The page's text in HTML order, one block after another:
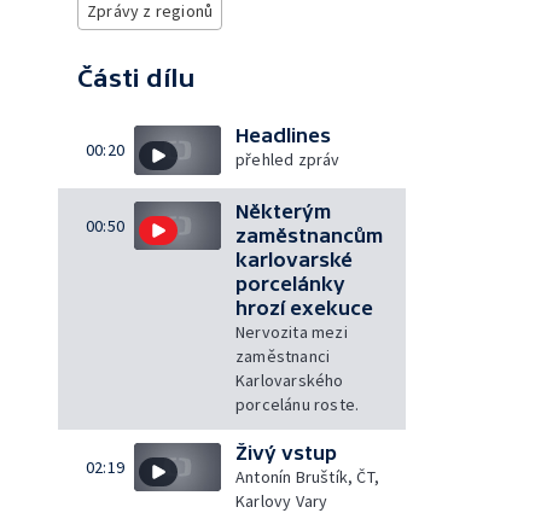
Zprávy z regionů
Části dílu
00:20
Headlines
přehled zpráv
00:50
Některým
zaměstnancům
karlovarské
porcelánky
hrozí exekuce
Nervozita mezi
zaměstnanci
Karlovarského
porcelánu roste.
02:19
Živý vstup
Antonín Bruštík, ČT,
Karlovy Vary